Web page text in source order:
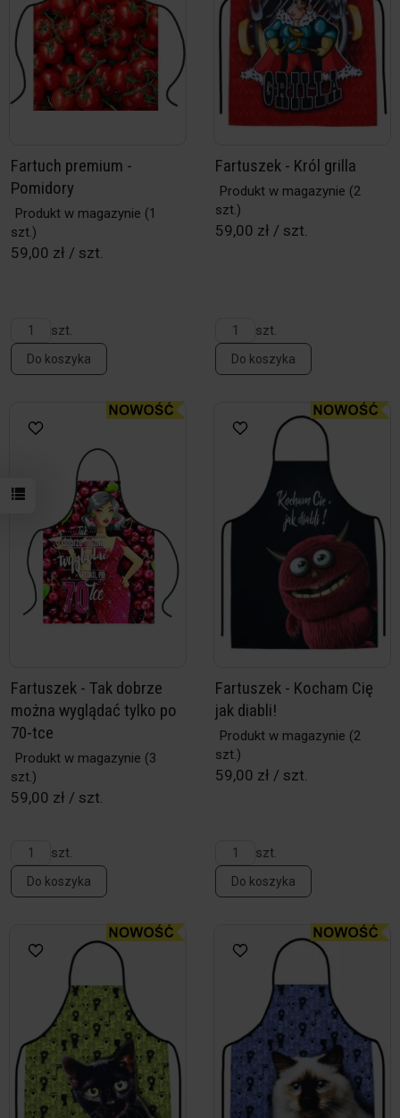
Fartuch premium -
Pomidory
Produkt w magazynie (1
szt.)
59,00 zł / szt.
szt.
Do koszyka
Fartuszek - Król grilla
Produkt w magazynie (2
szt.)
59,00 zł / szt.
szt.
Do koszyka
Fartuszek - Tak dobrze
można wyglądać tylko po
70-tce
Produkt w magazynie (3
szt.)
59,00 zł / szt.
szt.
Do koszyka
Fartuszek - Kocham Cię
jak diabli!
Produkt w magazynie (2
szt.)
59,00 zł / szt.
szt.
Do koszyka